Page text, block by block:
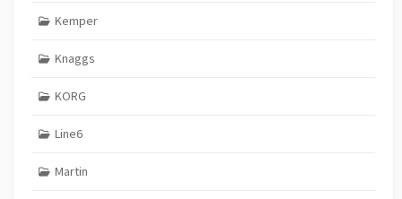
Kemper
Knaggs
KORG
Line6
Martin